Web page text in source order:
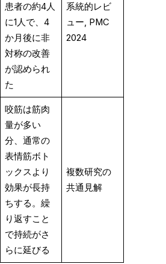
患者の約4人
に1人で、4
か月後に非
対称の改善
が認められ
た
系統的レビ
ュー, PMC
2024
咬筋は筋肉
量が多い
分、通常の
表情筋ボト
ックスより
効果が長持
ちする。繰
り返すこと
で持続がさ
らに延びる
複数研究の
共通見解